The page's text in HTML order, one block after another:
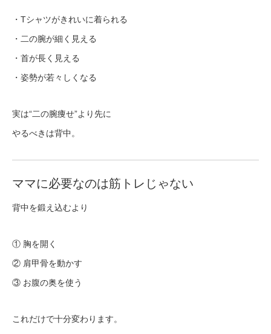
・Tシャツがきれいに着られる
・二の腕が細く見える
・首が長く見える
・姿勢が若々しくなる
実は“二の腕痩せ”より先に
やるべきは背中。
ママに必要なのは筋トレじゃない
背中を鍛え込むより
① 胸を開く
② 肩甲骨を動かす
③ お腹の奥を使う
これだけで十分変わります。